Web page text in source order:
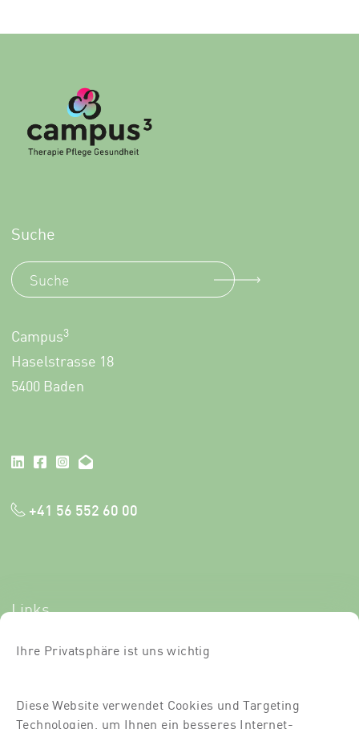
Ihre Privatsphäre ist uns wichtig
Diese Website verwendet Cookies und Targeting
Technologien, um Ihnen ein besseres Internet-
Suche
Campus3
Haselstrasse 18
5400 Baden
+41 56 552 60 00
Links
Newsletter-Anmeldung
Über uns